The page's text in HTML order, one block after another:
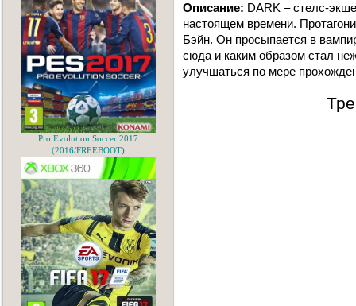
Описание: DARK – стелс-
настоящем времени.
Бэйн. Он просыпается в
сюда и каким образом стал
улучшаться по мере
Pro Evolution Soccer 2017
(2016/FREEBOOT)